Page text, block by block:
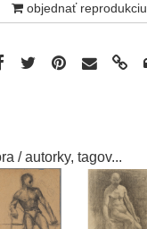
objednať reprodukciu
/ autorky, tagov...